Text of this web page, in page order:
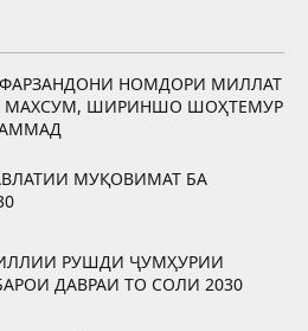
ФАРЗАНДОНИ НОМДОРИ МИЛЛАТ
МАХСУМ, ШИРИНШО ШОҲТЕМУР
МУҚОВИМАТ БА
РУШДИ ҶУМҲУРИИ
ДАВРАИ ТО СОЛИ 2030